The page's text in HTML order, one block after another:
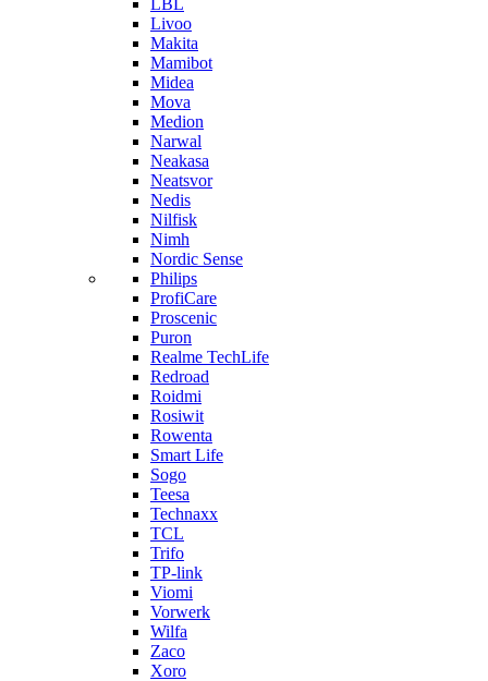
LBL
Livoo
Makita
Mamibot
Midea
Mova
Medion
Narwal
Neakasa
Neatsvor
Nedis
Nilfisk
Nimh
Nordic Sense
Philips
ProfiCare
Proscenic
Puron
Realme TechLife
Redroad
Roidmi
Rosiwit
Rowenta
Smart Life
Sogo
Teesa
Technaxx
TCL
Trifo
TP-link
Viomi
Vorwerk
Wilfa
Zaco
Xoro